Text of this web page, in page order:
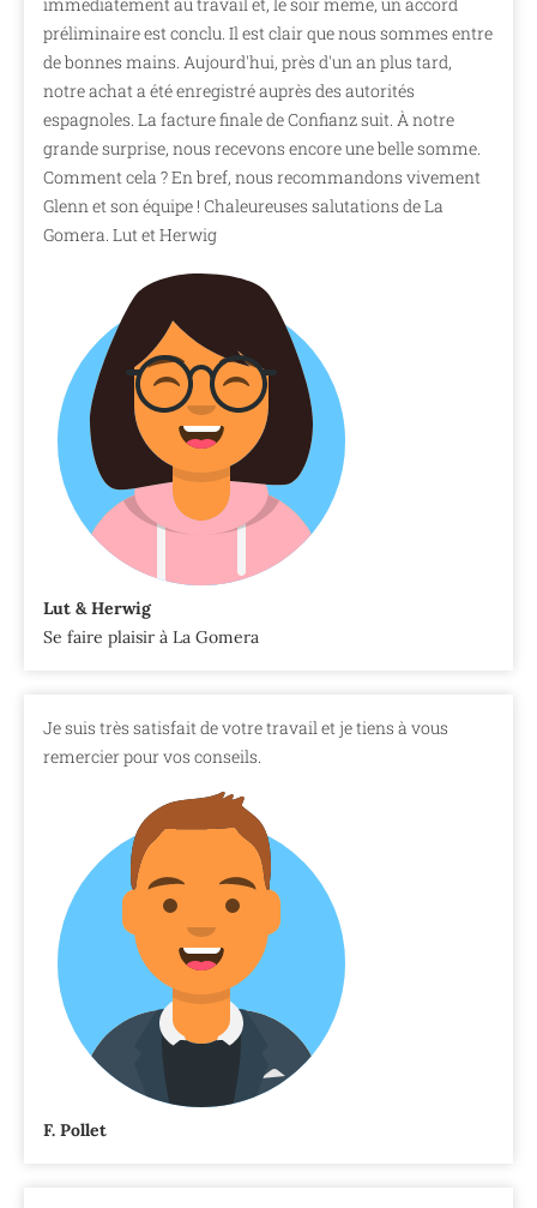
immédiatement au travail et, le soir même, un accord
préliminaire est conclu. Il est clair que nous sommes entre
de bonnes mains. Aujourd'hui, près d'un an plus tard,
notre achat a été enregistré auprès des autorités
espagnoles. La facture finale de Confianz suit. À notre
grande surprise, nous recevons encore une belle somme.
Comment cela ? En bref, nous recommandons vivement
Glenn et son équipe ! Chaleureuses salutations de La
Gomera. Lut et Herwig
Lut & Herwig
Se faire plaisir à La Gomera
Je suis très satisfait de votre travail et je tiens à vous
remercier pour vos conseils.
F. Pollet